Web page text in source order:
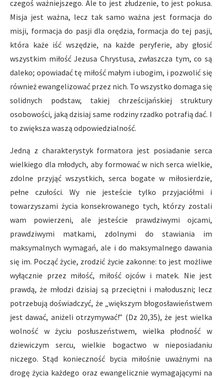
czegoś ważniejszego. Ale to jest złudzenie, to jest pokusa.
Misja jest ważna, lecz tak samo ważna jest formacja do
misji, formacja do pasji dla orędzia, formacja do tej pasji,
która każe iść wszędzie, na każde peryferie, aby głosić
wszystkim miłość Jezusa Chrystusa, zwłaszcza tym, co są
daleko; opowiadać tę miłość małym i ubogim, i pozwolić się
również ewangelizować przez nich. To wszystko domaga się
solidnych podstaw, takiej chrześcijańskiej struktury
osobowości, jaką dzisiaj same rodziny rzadko potrafią dać. I
to zwiększa waszą odpowiedzialność.
Jedną z charakterystyk formatora jest posiadanie serca
wielkiego dla młodych, aby formować w nich serca wielkie,
zdolne przyjąć wszystkich, serca bogate w miłosierdzie,
pełne czułości. Wy nie jesteście tylko przyjaciółmi i
towarzyszami życia konsekrowanego tych, którzy zostali
wam powierzeni, ale jesteście prawdziwymi ojcami,
prawdziwymi matkami, zdolnymi do stawiania im
maksymalnych wymagań, ale i do maksymalnego dawania
się im. Począć życie, zrodzić życie zakonne: to jest możliwe
wyłącznie przez miłość, miłość ojców i matek. Nie jest
prawdą, że młodzi dzisiaj są przeciętni i małoduszni; lecz
potrzebują doświadczyć, że „większym błogosławieństwem
jest dawać, aniżeli otrzymywać!” (Dz 20,35), że jest wielka
wolność w życiu posłuszeństwem, wielka płodność w
dziewiczym sercu, wielkie bogactwo w nieposiadaniu
niczego. Stąd konieczność bycia miłośnie uważnymi na
drogę życia każdego oraz ewangelicznie wymagającymi na